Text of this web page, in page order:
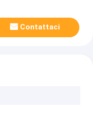
Contattaci